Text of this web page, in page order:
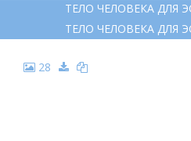
ТЕЛО ЧЕЛОВЕКА ДЛЯ
ТЕЛО ЧЕЛОВЕКА ДЛЯ
28